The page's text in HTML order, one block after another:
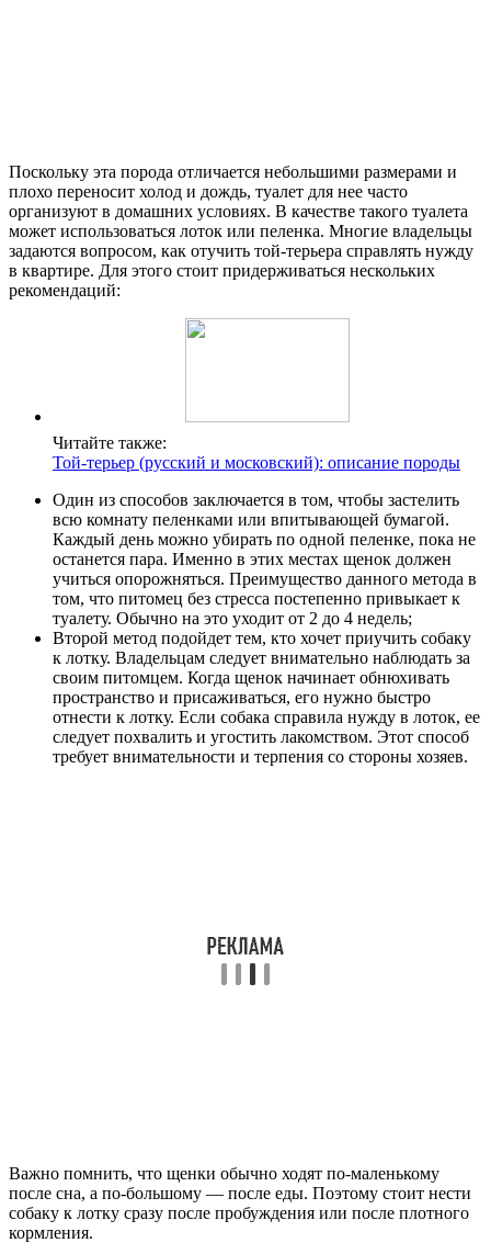
Поскольку эта порода отличается небольшими размерами и
плохо переносит холод и дождь, туалет для нее часто
организуют в домашних условиях. В качестве такого туалета
может использоваться лоток или пеленка. Многие владельцы
задаются вопросом, как отучить той-терьера справлять нужду
в квартире. Для этого стоит придерживаться нескольких
рекомендаций:
Читайте также:
Той-терьер (русский и московский): описание породы
Один из способов заключается в том, чтобы застелить
всю комнату пеленками или впитывающей бумагой.
Каждый день можно убирать по одной пеленке, пока не
останется пара. Именно в этих местах щенок должен
учиться опорожняться. Преимущество данного метода в
том, что питомец без стресса постепенно привыкает к
туалету. Обычно на это уходит от 2 до 4 недель;
Второй метод подойдет тем, кто хочет приучить собаку
к лотку. Владельцам следует внимательно наблюдать за
своим питомцем. Когда щенок начинает обнюхивать
пространство и присаживаться, его нужно быстро
отнести к лотку. Если собака справила нужду в лоток, ее
следует похвалить и угостить лакомством. Этот способ
требует внимательности и терпения со стороны хозяев.
Важно помнить, что щенки обычно ходят по-маленькому
после сна, а по-большому — после еды. Поэтому стоит нести
собаку к лотку сразу после пробуждения или после плотного
кормления.